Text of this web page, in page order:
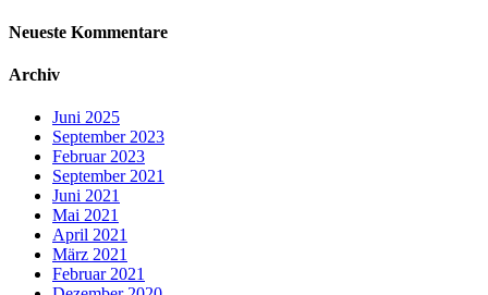
Neueste Kommentare
Archiv
Juni 2025
September 2023
Februar 2023
September 2021
Juni 2021
Mai 2021
April 2021
März 2021
Februar 2021